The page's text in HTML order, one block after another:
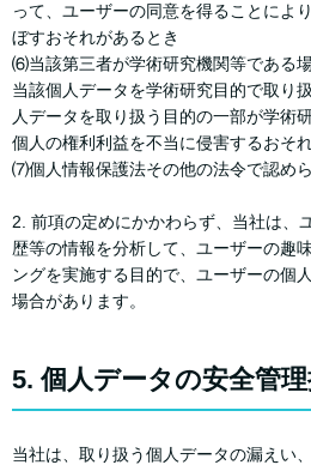
って、ユーザーの同意を得ることによ
ぼすおそれがあるとき
⑹当該第三者が学術研究機関等である
当該個人データを学術研究目的で取り
人データを取り扱う目的の一部が学術
個人の権利利益を不当に侵害するおそ
⑺個人情報保護法その他の法令で認め
2. 前項の定めにかかわらず、当社は、
歴等の情報を分析して、ユーザーの趣
ングを実施する目的で、ユーザーの個
場合があります。
5. 個人データの安全管
当社は、取り扱う個人データの漏えい